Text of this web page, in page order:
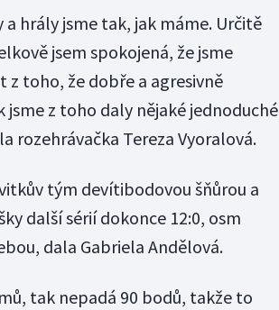
hrály jsme tak, jak máme. Určitě
jsem spokojená, že jsme
z toho, že dobře a agresivně
z toho daly nějaké jednoduché
rozehrávačka Tereza Vyoralová.
tým devítibodovou šňůrou a
další sérií dokonce 12:0, osm
dala Gabriela Andělová.
tak nepadá 90 bodů, takže to